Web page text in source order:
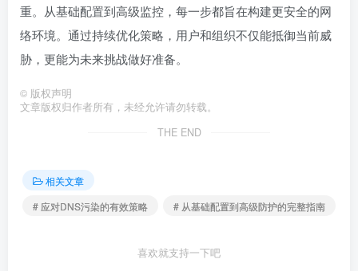
重。从基础配置到高级监控，每一步都旨在构建更安全的网
络环境。通过持续优化策略，用户和组织不仅能抵御当前威
胁，更能为未来挑战做好准备。
© 版权声明
文章版权归作者所有，未经允许请勿转载。
THE END
相关文章
# 应对DNS污染的有效策略
# 从基础配置到高级防护的完整指南
喜欢就支持一下吧